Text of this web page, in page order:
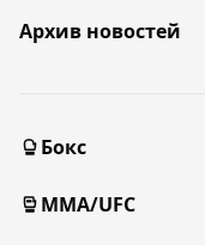
Архив новостей
Бокс
MMA/UFC